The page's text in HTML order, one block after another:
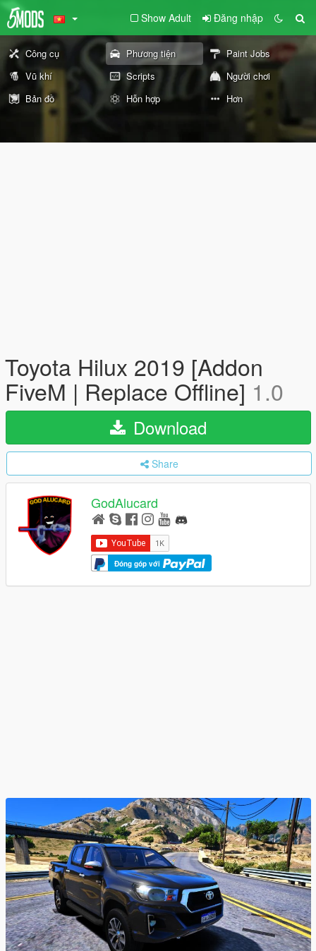
Show Adult Đăng nhập
Công cụ Phương tiện
Paint Jobs
Vũ khí
Scripts
Người chơi
Bản đồ
Hỗn hợp Hơn
Toyota Hilux 2019 [Addon
FiveM | Replace Offline] 1.0
Download
Share
GodAlucard
Đóng góp với